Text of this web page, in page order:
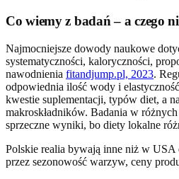
Co wiemy z badań – a czego
Najmocniejsze dowody naukowe
systematyczności, kaloryczności,
nawodnienia fitandjump.pl, 2023.
odpowiednia ilość wody i
kwestie suplementacji, typów diet, a
makroskładników. Badania w
sprzeczne wyniki, bo diety lokalne
Polskie realia bywają inne niż w
przez sezonowość warzyw, ceny